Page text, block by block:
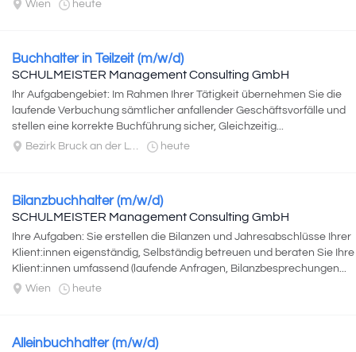
Wien heute
Buchhalter in Teilzeit (m/w/d)
SCHULMEISTER Management Consulting GmbH
Ihr Aufgabengebiet: Im Rahmen Ihrer Tätigkeit übernehmen Sie die
laufende Verbuchung sämtlicher anfallender Geschäftsvorfälle und
stellen eine korrekte Buchführung sicher, Gleichzeitig...
Bezirk Bruck an der Leitha
heute
Bilanzbuchhalter (m/w/d)
SCHULMEISTER Management Consulting GmbH
Ihre Aufgaben: Sie erstellen die Bilanzen und Jahresabschlüsse Ihrer
Klient:innen eigenständig, Selbständig betreuen und beraten Sie Ihre
Klient:innen umfassend (laufende Anfragen, Bilanzbesprechungen...
Wien
heute
Alleinbuchhalter (m/w/d)